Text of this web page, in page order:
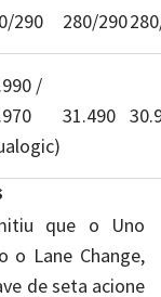
290 280/290
/
31.490
que o Uno
o Lane Change,
de seta acione